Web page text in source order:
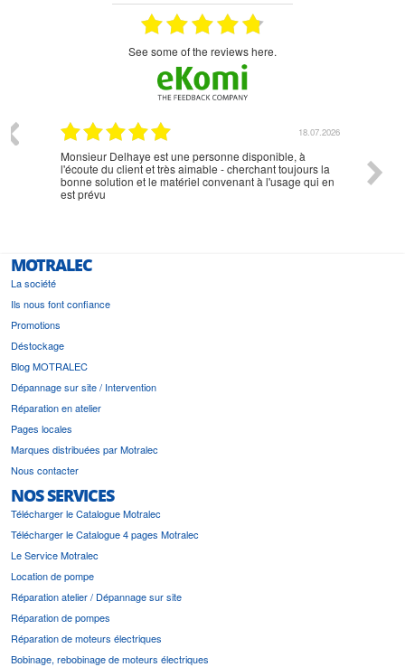
see some of the reviews here.
18.07.2026
Monsieur Delhaye est une personne disponible, à
l'écoute du client et très aimable - cherchant toujours la
bonne solution et le matériel convenant à l'usage qui en
est prévu
MOTRALEC
La société
Ils nous font confiance
Promotions
Déstockage
Blog MOTRALEC
Dépannage sur site / Intervention
Réparation en atelier
Pages locales
Marques distribuées par Motralec
Nous contacter
NOS SERVICES
Télécharger le Catalogue Motralec
Télécharger le Catalogue 4 pages Motralec
Le Service Motralec
Location de pompe
Réparation atelier / Dépannage sur site
Réparation de pompes
Réparation de moteurs électriques
Bobinage, rebobinage de moteurs électriques